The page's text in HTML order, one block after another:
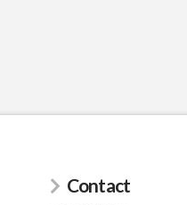
Contact